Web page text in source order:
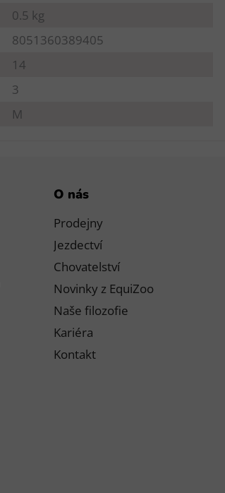
0.5 kg
8051360389405
14
3
M
O nás
Prodejny
Jezdectví
Chovatelství
Novinky z EquiZoo
Naše filozofie
Kariéra
Kontakt